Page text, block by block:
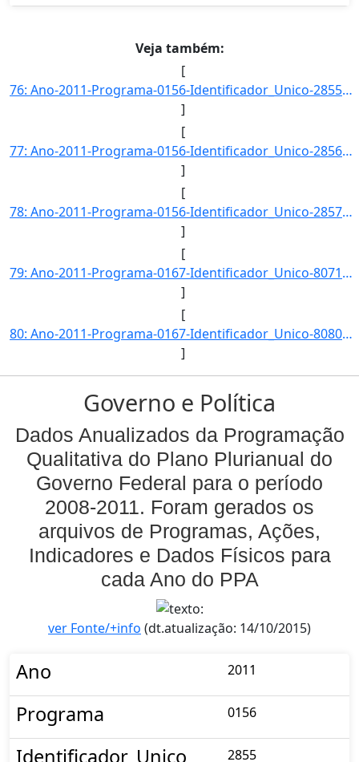
Veja também:
[
76: Ano-2011-Programa-0156-Identificador_Unico-2855-Descricao-Proporcao_de_Denuncias_de_Violencia_Fisica]
]
[
77: Ano-2011-Programa-0156-Identificador_Unico-2856-Descricao-Proporcao_de_Denuncias_de_Violencia_Psicol]
]
[
78: Ano-2011-Programa-0156-Identificador_Unico-2857-Descricao-Proporcao_de_Denuncias_de_Violencia_Sexual]
]
[
79: Ano-2011-Programa-0167-Identificador_Unico-8071-Descricao-Numero_de_Registros_de_Bens_Culturais_de_N]
]
[
80: Ano-2011-Programa-0167-Identificador_Unico-8080-Descricao-Indice_de_Preservacao_do_Patrimonio_Materi]
]
Governo e Política
Dados Anualizados da Programação
Qualitativa do Plano Plurianual do
Governo Federal para o período
2008-2011. Foram gerados os
arquivos de Programas, Ações,
Indicadores e Dados Físicos para
cada Ano do PPA
ver Fonte/+info (dt.atualização: 14/10/2015)
Ano 2011
Programa 0156
Identificador_Unico 2855